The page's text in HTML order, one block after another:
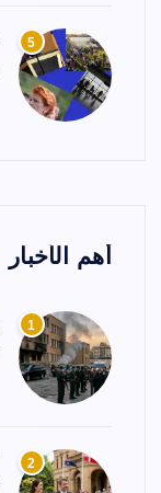
5
أهم الأخبار
1
2